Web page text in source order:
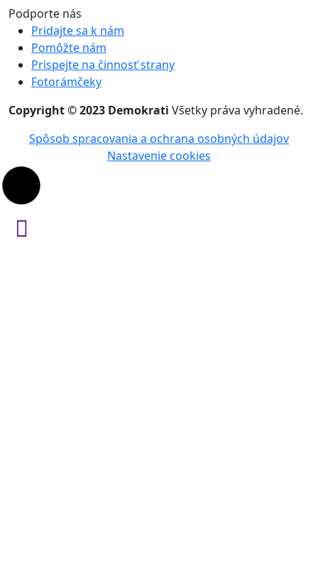
Podporte nás
Pridajte sa k nám
Pomôžte nám
Prispejte na činnosť strany
Fotorámčeky
Copyright © 2023 Demokrati Všetky práva vyhradené.
Spôsob spracovania a ochrana osobných údajov
Nastavenie cookies